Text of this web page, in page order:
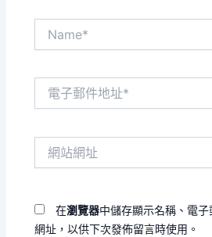
在瀏覽器中儲存顯示名稱、電
網址，以供下次發佈留言時使用。